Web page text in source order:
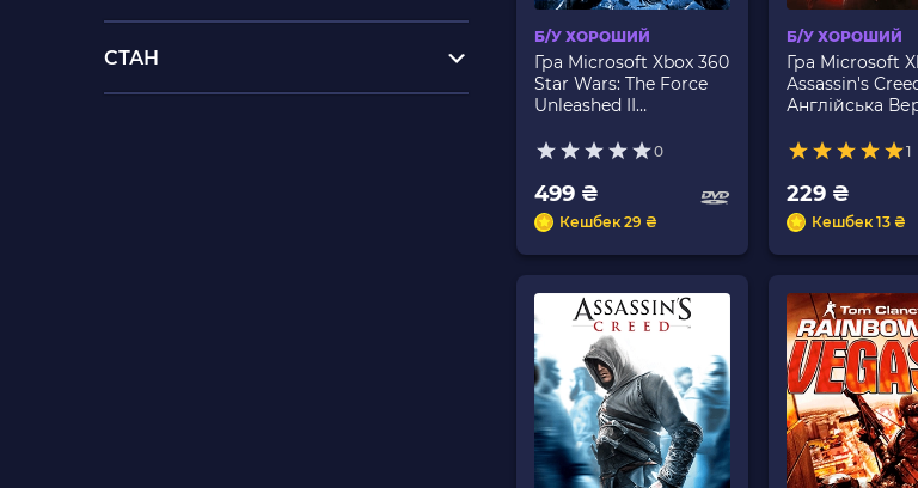
СТАН
Б/У ХОРОШИЙ
Гра Microsoft Xbox 360
Star Wars: The Force
Unleashed II
0
499 ₴
Кешбек 29 ₴
Б/У ХОРОШИЙ
Гра Microsoft
Assassin's
Англійська
1
229 ₴
Кешбек 13 ₴